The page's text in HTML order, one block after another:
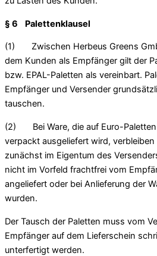
§ 6 Palettenklausel
(1) Zwischen Herbeus Greens
dem Kunden als Empfänger gilt der
bzw. EPAL-Paletten als vereinbart.
Empfänger und Versender
tauschen.
(2) Bei Ware, die auf Euro-Paletten
verpackt ausgeliefert wird,
zunächst im Eigentum des
nicht im Vorfeld frachtfrei vom
angeliefert oder bei Anlieferung der
wurden.
Der Tausch der Paletten muss vom
Empfänger auf dem Lieferschein
unterfertigt werden.